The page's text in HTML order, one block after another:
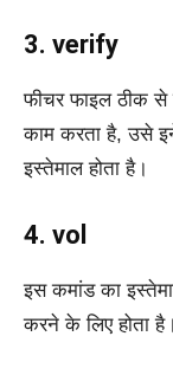
3. verify
फीचर फाइल ठीक से
काम करता है, उसे
इस्तेमाल होता है।
4. vol
इस कमांड का
करने के लिए होता है।